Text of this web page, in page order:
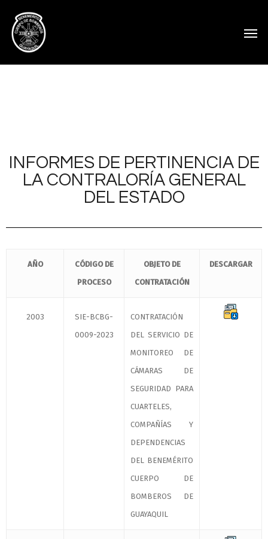
INFORMES DE PERTINENCIA DE
LA CONTRALORÍA GENERAL
DEL ESTADO
AÑO
CÓDIGO DE
PROCESO
OBJETO DE
CONTRATACIÓN
DESCARGAR
2003
SIE-BCBG-
0009-2023
CONTRATACIÓN
DEL SERVICIO DE
MONITOREO DE
CÁMARAS DE
SEGURIDAD PARA
CUARTELES,
COMPAÑÍAS Y
DEPENDENCIAS
DEL BENEMÉRITO
CUERPO DE
BOMBEROS DE
GUAYAQUIL